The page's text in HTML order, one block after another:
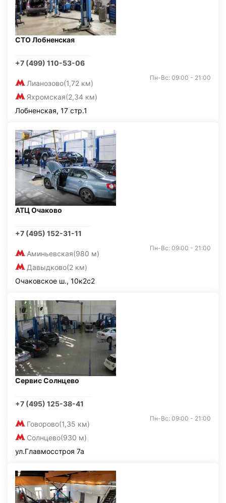
СТО Лобненская
+7 (499) 110-53-06
Лианозово(1,72 км)
Яхромская(2,34 км)
Пн-Вс: 09:00 - 21:00
Лобненская, 17 стр.1
АТЦ Очаково
+7 (495) 152-31-11
Аминьевская(980 м)
Давыдково(2 км)
Пн-Вс: 09:00 - 21:00
Очаковское ш., 10к2с2
Сервис Солнцево
+7 (495) 125-38-41
Говорово(1,35 км)
Солнцево(930 м)
Пн-Вс: 09:00 - 21:00
ул.Главмосстроя 7а